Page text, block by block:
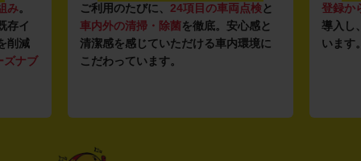
み。
存イ
削減
ズナブ
ご利用のたびに、 24項目の車両点検と
車内外の清掃・除菌を徹底。安心感と
清潔感を感じていただける車内環境に
こだわっています。
登録か
導入し
います